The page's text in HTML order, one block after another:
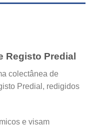
Registo Predial
colectânea de
Predial, redigidos
e visam